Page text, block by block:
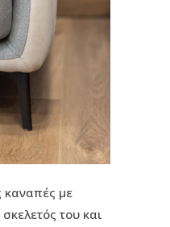
καναπές με
του και